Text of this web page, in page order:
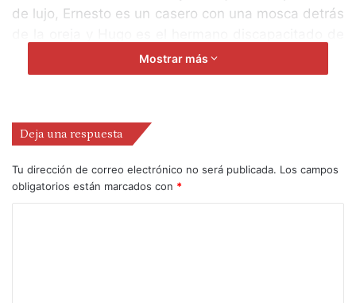
de lujo, Ernesto es un casero con una mosca detrás
éste. Los cuatro personajes arman el enredo de
‘Bailando con locos’, comedia de Belén Anguas que
cuatro intérpretes que darán vida a Marilia, Diana,
inscripción estará abierto hasta el 19 de abril.
Pelayo, que ya mostró sus dotes como directora
Mostrar más
Deja una respuesta
Tu dirección de correo electrónico no será publicada. Los campos
obligatorios están marcados con *